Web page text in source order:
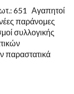
ΓΙΑ
ΑΔΕΙΑ
ΕΚΤΕΛΕΣΗΣ
ΜΟΥΣΙΚΗΣ
ΧΩΡΙΣ
ΣΥΝΑΙΝΕΣΗ
651 Αγαπητοί
παράνομες
συλλογικής